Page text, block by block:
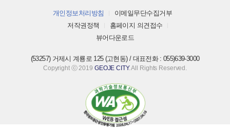
개인정보처리방침
이메일무단수집거부
저작권정책
홈페이지 의견접수
뷰어다운로드
(53257) 거제시 계룡로 125 (고현동) / 대표전화 : 055)639-3000
Copyright ⓒ 2019 GEOJE CITY. All Rights Reserved.